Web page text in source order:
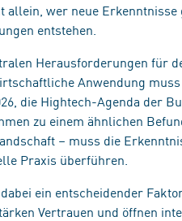
allein, wer neue
entstehen.
Herausforderungen für
Anwendung
die Hightech-Agenda der
zu einem ähnlichen
– muss die
Praxis überführen.
ein entscheidender
Vertrauen und öffnen